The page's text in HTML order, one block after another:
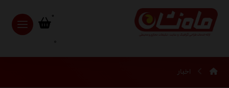
اخبار